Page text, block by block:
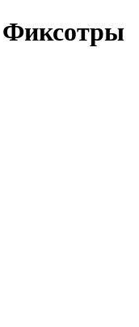
Фиксотры